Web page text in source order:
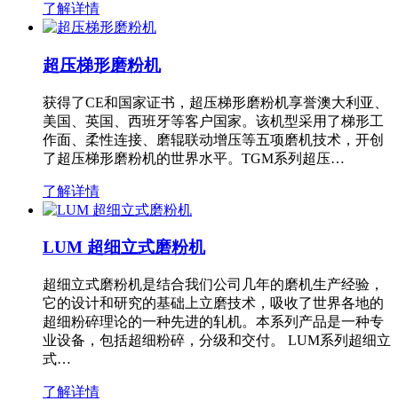
了解详情
超压梯形磨粉机
获得了CE和国家证书，超压梯形磨粉机享誉澳大利亚、
美国、英国、西班牙等客户国家。该机型采用了梯形工
作面、柔性连接、磨辊联动增压等五项磨机技术，开创
了超压梯形磨粉机的世界水平。TGM系列超压…
了解详情
LUM 超细立式磨粉机
超细立式磨粉机是结合我们公司几年的磨机生产经验，
它的设计和研究的基础上立磨技术，吸收了世界各地的
超细粉碎理论的一种先进的轧机。本系列产品是一种专
业设备，包括超细粉碎，分级和交付。 LUM系列超细立
式…
了解详情